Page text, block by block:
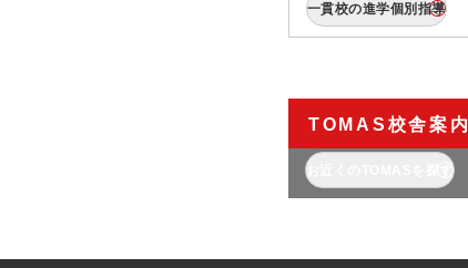
一貫校の進学個別指導
TOMAS校舎案内
お近くのTOMASを探す